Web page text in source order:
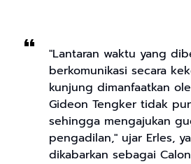
"Lantaran waktu yang
berkomunikasi secara
kunjung dimanfaatkan
Gideon Tengker tidak
sehingga mengajukan
pengadilan," ujar Erles,
dikabarkan sebagai